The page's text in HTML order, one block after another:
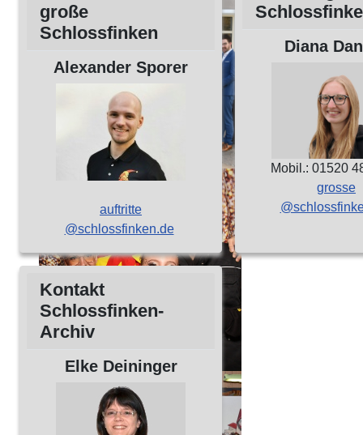
große
Schlossfinken
Alexander Sporer
auftritte
@schlossfinken.de
Diana
Mobil.: 01520
grosse
Kontakt
Schlossfinken-
Archiv
Elke Deininger